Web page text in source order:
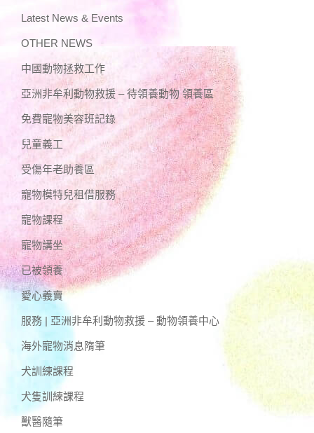
Latest News & Events
OTHER NEWS
中國動物拯救工作
亞洲非牟利動物救援 – 待領養動物 領養區
免費寵物美容班記錄
兒童義工
受傷年老助養區
寵物模特兒租借服務
寵物課程
寵物講坐
已被領養
愛心義賣
服務 | 亞洲非牟利動物救援 – 動物領養中心
海外寵物消息隋筆
犬訓練課程
犬隻訓練課程
獸醫隨筆